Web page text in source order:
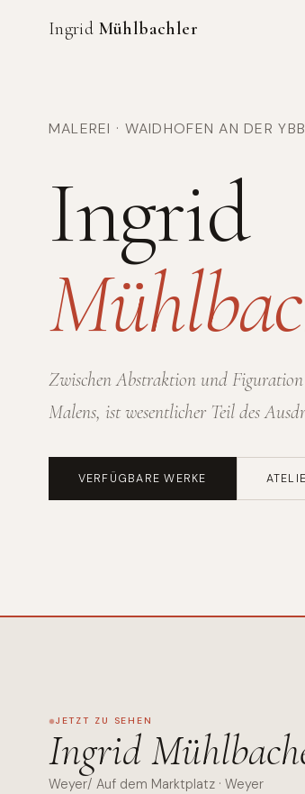
Ingrid Mühlbachler
MALEREI · WAIDHOFEN AN DER
Ingrid
Zwischen Abstraktion und
Malens, ist wesentlicher Teil des
VERFÜGBARE WERKE
JETZT ZU SEHEN
Ingrid
Weyer/ Auf dem Marktplatz · Weyer